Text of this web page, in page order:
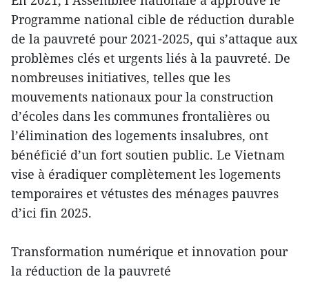
Programme national cible de réduction durable
de la pauvreté pour 2021-2025, qui s’attaque aux
problèmes clés et urgents liés à la pauvreté. De
nombreuses initiatives, telles que les
mouvements nationaux pour la construction
d’écoles dans les communes frontalières ou
l’élimination des logements insalubres, ont
bénéficié d’un fort soutien public. Le Vietnam
vise à éradiquer complètement les logements
temporaires et vétustes des ménages pauvres
d’ici fin 2025.
Transformation numérique et innovation pour
la réduction de la pauvreté